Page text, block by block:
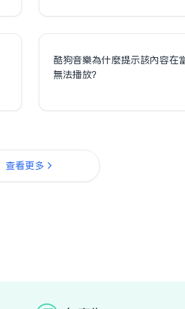
酷狗音樂為什麼提示該內容在
無法播放？
查看更多